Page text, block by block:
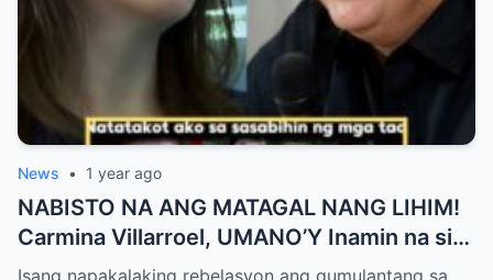
News • 1 year ago
NABISTO NA ANG MATAGAL NANG LIHIM!
Carmina Villarroel, UMANO’Y Inamin na si
AGA MUHLACH ang TUNAY na Ama nina
Isang napakalaking rebelasyon ang gumulantang sa